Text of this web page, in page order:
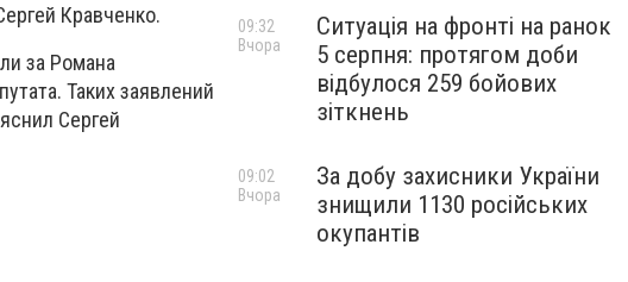
Кравченко.
за Романа
Таких заявлений
Сергей
Ситуація на фронті на ранок
5 серпня: протягом доби
відбулося 259 бойових
зіткнень
09:32
Вчора
За добу захисники України
знищили 1130 російських
окупантів
09:02
Вчора